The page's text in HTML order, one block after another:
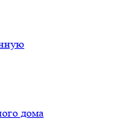
дома